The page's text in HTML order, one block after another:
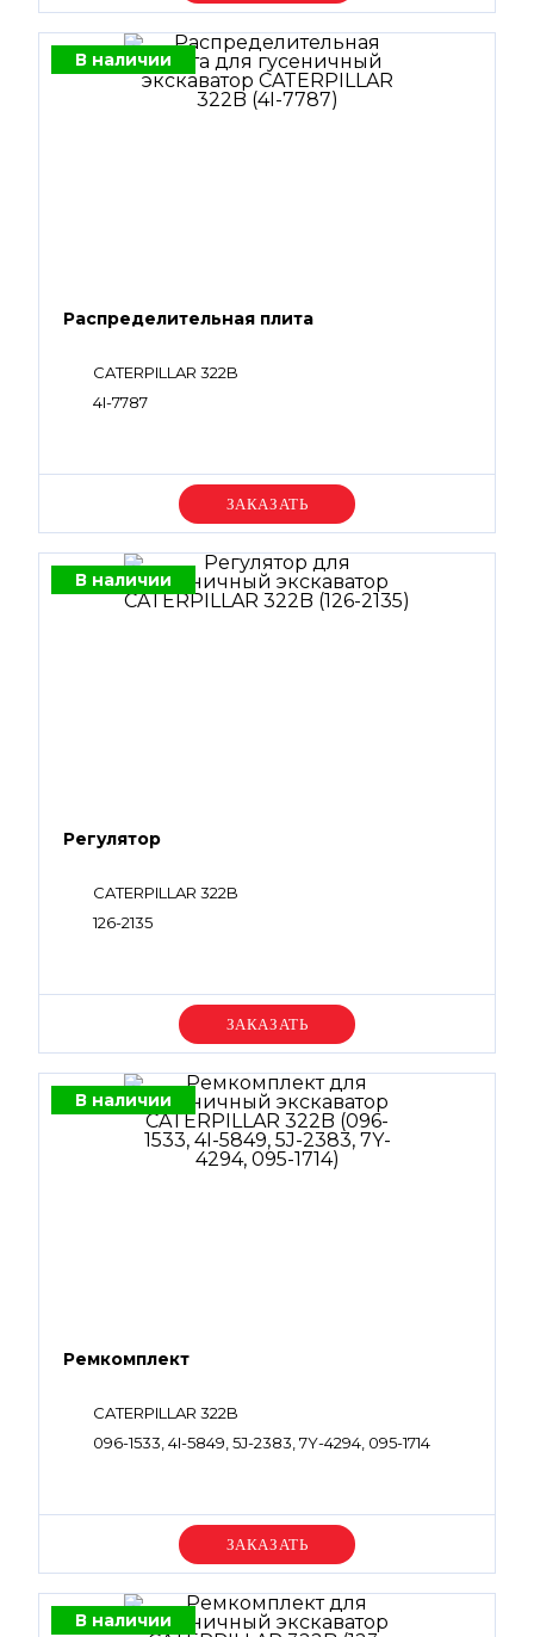
В наличии
Распределительная плита
CATERPILLAR 322B
4I-7787
Уточняйте цену
В наличии
Регулятор
CATERPILLAR 322B
126-2135
Уточняйте цену
В наличии
Ремкомплект
CATERPILLAR 322B
096-1533, 4I-5849, 5J-2383, 7Y-4294, 095-1714
Уточняйте цену
В наличии